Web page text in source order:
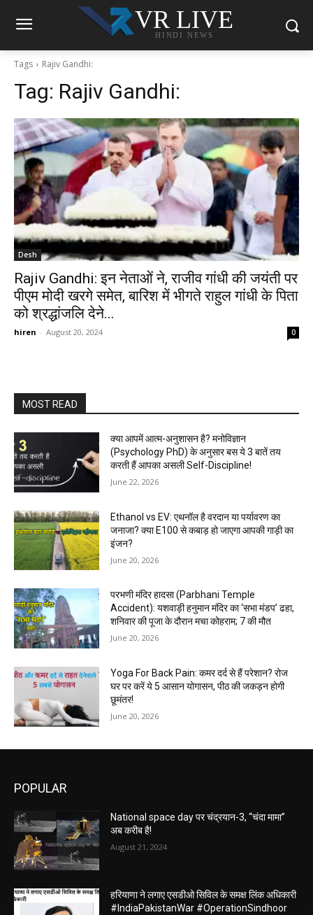
VR LIVE
HINDI NEWS
Tags Rajiv Gandhi:
Tag: Rajiv Gandhi:
Desh
Rajiv Gandhi: इन नेताओं ने, राजीव गांधी की जयंती पर
पीएम मोदी खरगे समेत, बारिश में भीगते राहुल गांधी के पिता
को श्रद्धांजलि देने...
hiren - August 20, 2024 0
MOST READ
क्या आपमें आत्म-अनुशासन है? मनोविज्ञान
(Psychology PhD) के अनुसार बस ये 3 बातें तय
करती हैं आपका असली Self-Discipline!
June 22, 2026
Ethanol vs EV: एथनॉल है वरदान या पर्यावरण का
जनाजा? क्या E100 से कबाड़ हो जाएगा आपकी गाड़ी का
इंजन?
June 20, 2026
परभणी मंदिर हादसा (Parbhani Temple
Accident): यशवाड़ी हनुमान मंदिर का ‘सभा मंडप’ ढहा,
शनिवार की पूजा के दौरान मचा कोहराम; 7 की मौत
June 20, 2026
Yoga For Back Pain: कमर दर्द से हैं परेशान? रोज
घर पर करें ये 5 आसान योगासन, पीठ की जकड़न होगी
छूमंतर!
June 20, 2026
POPULAR
National space day पर चंद्रयान-3, “चंदा मामा”
अब करीब है!
August 21, 2024
हरियाणा ने लगाए एसडीओ सिविल के समक्ष लिंक अधिकारी
#IndiaPakistanWar #OperationSindhoor